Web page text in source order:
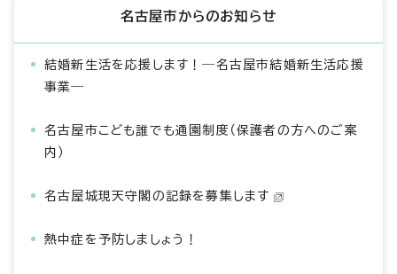
名古屋市からのお知らせ
結婚新生活を応援します！―名古屋市結婚新生活応援
事業―
名古屋市こども誰でも通園制度（保護者の方へのご案
内）
名古屋城現天守閣の記録を募集します
熱中症を予防しましょう！